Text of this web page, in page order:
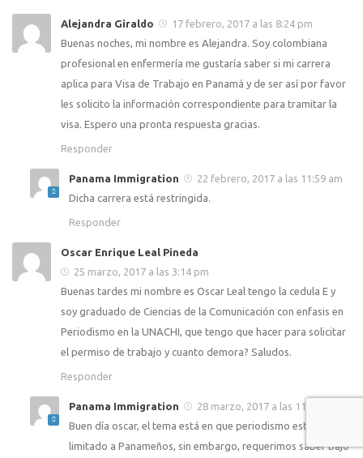
Alejandra Giraldo
17 febrero, 2017 a las 8:24 pm
Buenas noches, mi nombre es Alejandra. Soy colombiana
profesional en enfermería me gustaría saber si mi carrera
aplica para Visa de Trabajo en Panamá y de ser así por favor
les solicito la información correspondiente para tramitar la
visa. Espero una pronta respuesta gracias.
Responder
Panama Immigration
22 febrero, 2017 a las 11:59 am
Dicha carrera está restringida.
Responder
Oscar Enrique Leal Pineda
25 marzo, 2017 a las 3:14 pm
Buenas tardes mi nombre es Oscar Leal tengo la cedula E y
soy graduado de Ciencias de la Comunicación con enfasis en
Periodismo en la UNACHI, que tengo que hacer para solicitar
el permiso de trabajo y cuanto demora? Saludos.
Responder
Panama Immigration
28 marzo, 2017 a las 11:57 am
Buen día oscar, el tema está en que periodismo está
limitado a Panameños, sin embargo, requerimos saber bajo